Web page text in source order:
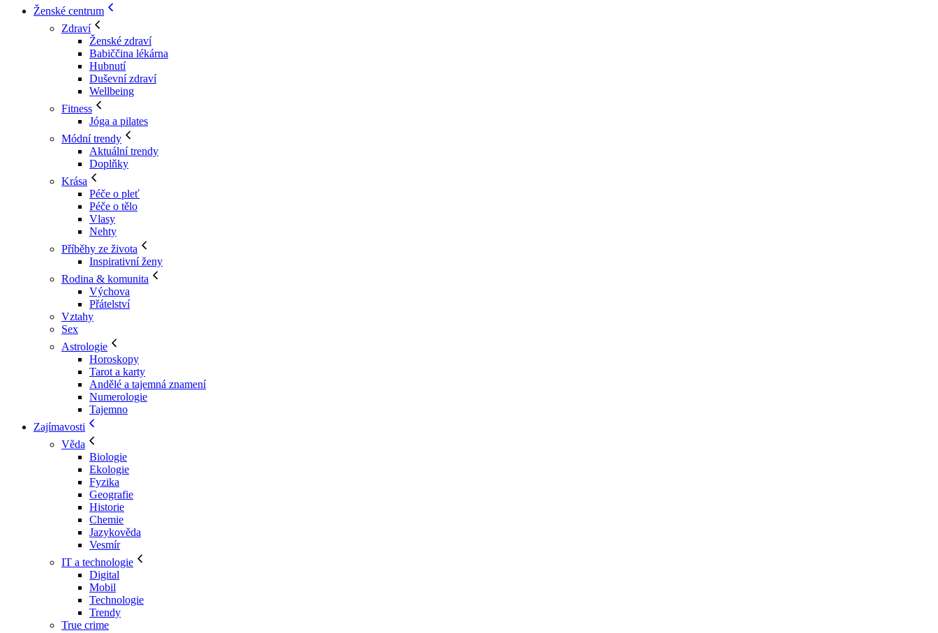
Ženské centrum
Zdraví
Ženské zdraví
Babiččina lékárna
Hubnutí
Duševní zdraví
Wellbeing
Fitness
Jóga a pilates
Módní trendy
Aktuální trendy
Doplňky
Krása
Péče o pleť
Péče o tělo
Vlasy
Nehty
Příběhy ze života
Inspirativní ženy
Rodina & komunita
Výchova
Přátelství
Vztahy
Sex
Astrologie
Horoskopy
Tarot a karty
Andělé a tajemná znamení
Numerologie
Tajemno
Zajímavosti
Věda
Biologie
Ekologie
Fyzika
Geografie
Historie
Chemie
Jazykověda
Vesmír
IT a technologie
Digital
Mobil
Technologie
Trendy
True crime